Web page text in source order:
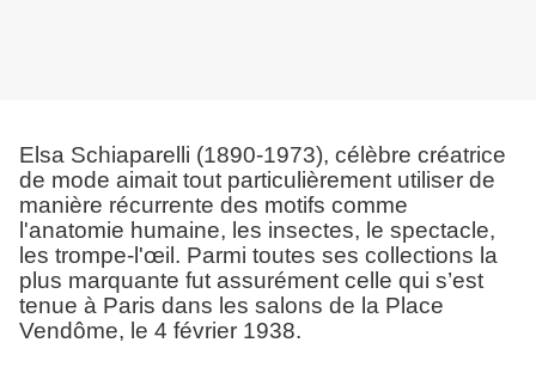
Elsa Schiaparelli (1890-1973), célèbre créatrice
de mode aimait tout particulièrement utiliser de
manière récurrente des motifs comme
l'anatomie humaine, les insectes, le spectacle,
les trompe-l'œil. Parmi toutes ses collections la
plus marquante fut assurément celle qui s’est
tenue à Paris dans les salons de la Place
Vendôme, le 4 février 1938.